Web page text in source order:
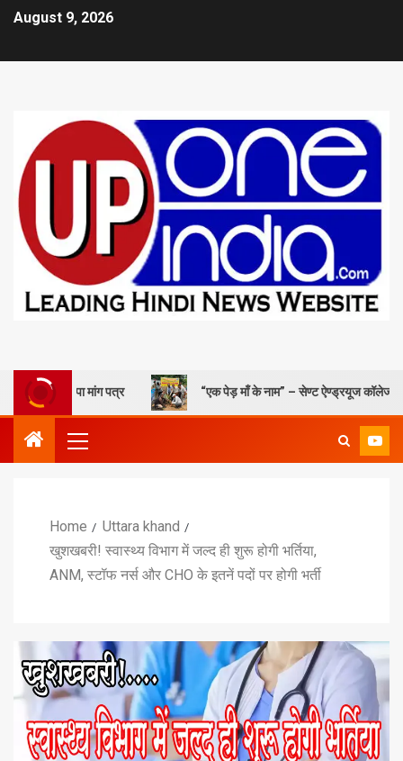
August 9, 2026
मांग पत्र “एक पेड़ माँ के नाम” – सेण्ट ऐण्ड्रयूज कॉलेज में किया गया
Home
Uttara khand
खुशखबरी! स्वास्थ्य विभाग में जल्द ही शुरू होगी भर्तिया,
ANM, स्टॉफ नर्स और CHO के इतनें पदों पर होगी भर्ती